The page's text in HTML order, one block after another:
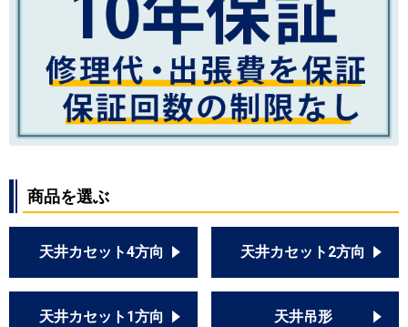
商品を選ぶ
天井カセット4方向 天井カセット2方向
天井カセット1方向 天井吊形